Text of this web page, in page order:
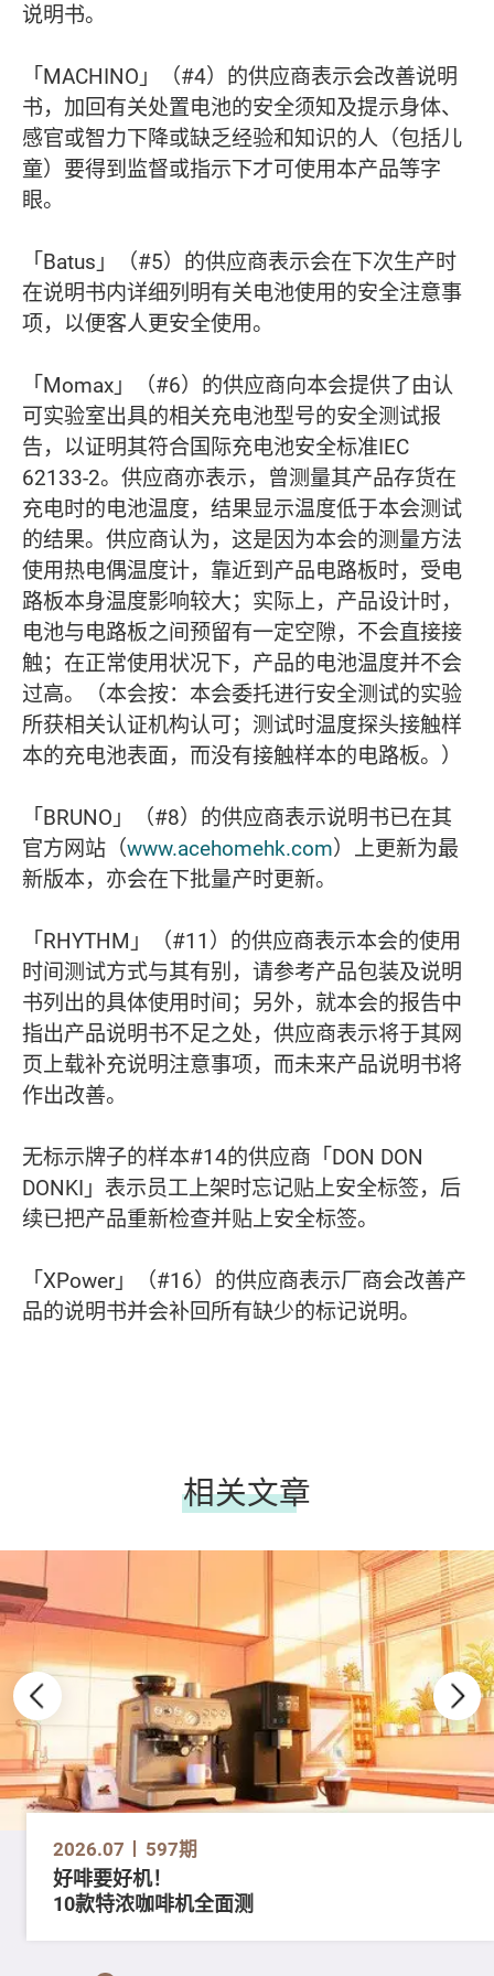
说明书。
「MACHINO」（#4）的供应商表示会改善说明
书，加回有关处置电池的安全须知及提示身体、
感官或智力下降或缺乏经验和知识的人（包括儿
童）要得到监督或指示下才可使用本产品等字
眼。
「Batus」（#5）的供应商表示会在下次生产时
在说明书内详细列明有关电池使用的安全注意事
项，以便客人更安全使用。
「Momax」（#6）的供应商向本会提供了由认
可实验室出具的相关充电池型号的安全测试报
告，以证明其符合国际充电池安全标准IEC
62133-2。供应商亦表示，曾测量其产品存货在
充电时的电池温度，结果显示温度低于本会测试
的结果。供应商认为，这是因为本会的测量方法
使用热电偶温度计，靠近到产品电路板时，受电
路板本身温度影响较大；实际上，产品设计时，
电池与电路板之间预留有一定空隙，不会直接接
触；在正常使用状况下，产品的电池温度并不会
过高。（本会按：本会委托进行安全测试的实验
所获相关认证机构认可；测试时温度探头接触样
本的充电池表面，而没有接触样本的电路板。）
「BRUNO」（#8）的供应商表示说明书已在其
官方网站（www.acehomehk.com）上更新为最
新版本，亦会在下批量产时更新。
「RHYTHM」（#11）的供应商表示本会的使用
时间测试方式与其有别，请参考产品包装及说明
书列出的具体使用时间；另外，就本会的报告中
指出产品说明书不足之处，供应商表示将于其网
页上载补充说明注意事项，而未来产品说明书将
作出改善。
无标示牌子的样本#14的供应商「DON DON
DONKI」表示员工上架时忘记贴上安全标签，后
续已把产品重新检查并贴上安全标签。
「XPower」（#16）的供应商表示厂商会改善产
品的说明书并会补回所有缺少的标记说明。
相关文章
2026.07 597期
好啡要好机！
10款特浓咖啡机全面测